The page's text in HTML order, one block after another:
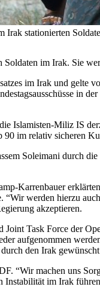
Irak stationierten
im Irak. Sie
im Irak und gelte
in
Islamisten-Miliz IS
im relativ sicheren
Soleimani durch
Karrenbauer
werden hierzu
akzeptieren.
Task Force der
aufgenommen
den Irak
“Wir machen uns
Instabilität im Irak